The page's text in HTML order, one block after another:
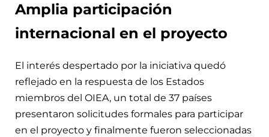
Amplia participación
internacional en el proyecto
El interés despertado por la iniciativa quedó
reflejado en la respuesta de los Estados
miembros del OIEA, un total de 37 países
presentaron solicitudes formales para participar
en el proyecto y finalmente fueron seleccionadas